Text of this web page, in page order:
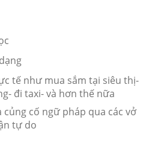
tế như mua sắm tại siêu thị-
đi taxi- và hơn thế nữa
củng cố ngữ pháp qua các vở
tự do